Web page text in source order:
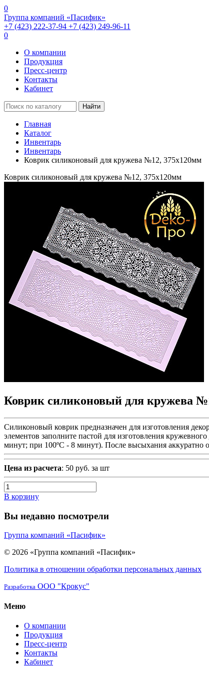
0
Группа компаний «Пасифик»
+7 (423) 222-37-94 +7 (423) 249-96-11
0
О компании
Продукция
Пресс-центр
Контакты
Кабинет
Найти
Главная
Каталог
Инвентарь
Инвентарь
Коврик силиконовый для кружева №12, 375х120мм
Коврик силиконовый для кружева №12, 375х120мм
Коврик силиконовый для кружева
Силиконовый коврик предназначен для изготовления
элементов заполните пастой для изготовления
минут; при 100ºС - 8 минут). После высыхания аккуратно
Цена из расчета: 50 руб. за шт
В корзину
Вы недавно посмотрели
Группа компаний «Пасифик»
© 2026 «Группа компаний «Пасифик»
Политика в отношении обработки персональных данных
Разработка ООО "Крокус"
Меню
О компании
Продукция
Пресс-центр
Контакты
Кабинет